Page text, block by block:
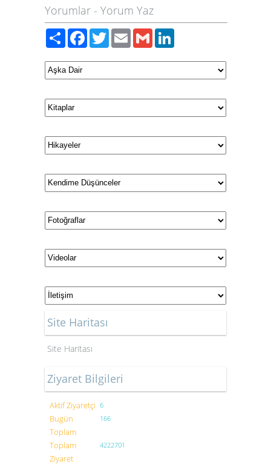
Yorumlar - Yorum Yaz
PaylaşFacebook
TwitterEmailGmail
Site Haritası
Site Haritası
Ziyaret Bilgileri
Aktif Ziyaretçi 6
Bugün
Toplam
166
Toplam
Ziyaret
4222701